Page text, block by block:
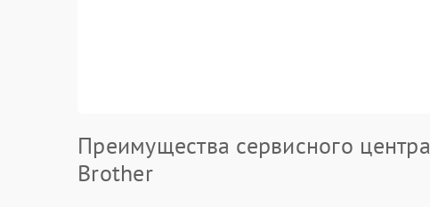
Преимущества сервисного центра
Brother